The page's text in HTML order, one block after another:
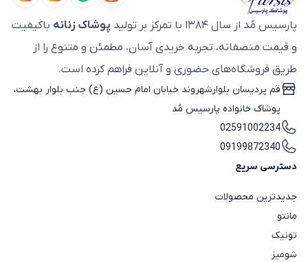
انواع شکت پاییزی
شکت‌های پاییزی بر اساس جنس پارچه، مدل طراحی، قد
لباس و جزئیات ظاهری دسته‌بندی می‌شوند. محبوب‌ترین
مدل‌های این دسته عبارت‌اند از:
شکت پشمی زنانه:مناسب روزهای سرد پاییز و زمستان.
شکت چهارخونه زنانه:
پاییزی.
شکت مخمل و کبریتی:
شکت چرمی زنانه:
اسپرت.
شکت بلند زنانه:
پارسیس مُد از سال ۱۳۸۴ با تمرکز بر تولید پوشاک زنانه باکیفیت
و قیمت منصفانه، تجربه خریدی آسان، مطمئن و متنوع را از
طریق فروشگاه‌های حضوری و آنلاین فراهم کرده است.
قم پردیسان بلوارشهروند خیابان امام حسین (ع) جنب بلوار بهشت،
پوشاک خانواده پارسیس مُد
02591002234
09199872340
دسترسی سریع
جدیدترین محصولات
مانتو
تونیک
شومیز